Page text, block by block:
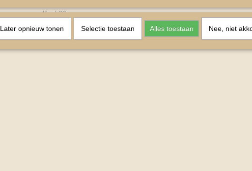
Keel 29cm
Later opnieuw tonen Selectie toestaan Alles toestaan Nee, niet